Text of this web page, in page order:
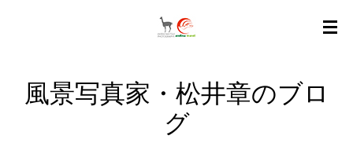
風景写真家・松井章のブロ
グ